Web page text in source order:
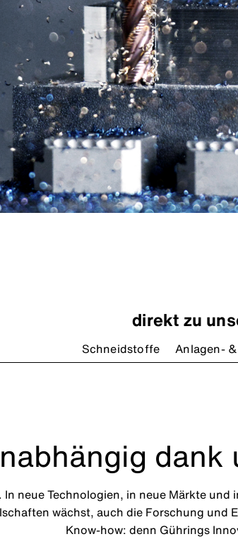
direkt zu
Schneidstoffe Anlagen-
dank
In neue Technologien, in neue Märkte
wächst, auch die Forschung
Know-how: denn Gührings